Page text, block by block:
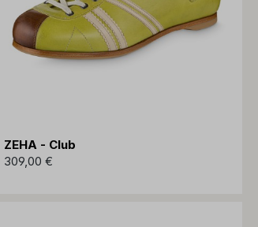
ZEHA - Club
309,00 €